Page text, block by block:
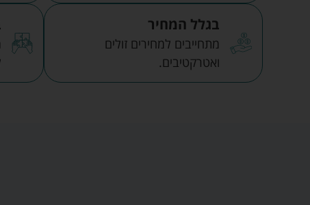
בגלל המחיר
מתחייבים למחירים זולים
ואטרקטיבים.